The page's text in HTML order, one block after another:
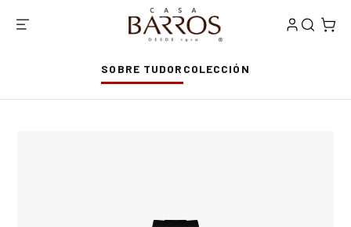
SOBRE TUDOR COLECCIÓN